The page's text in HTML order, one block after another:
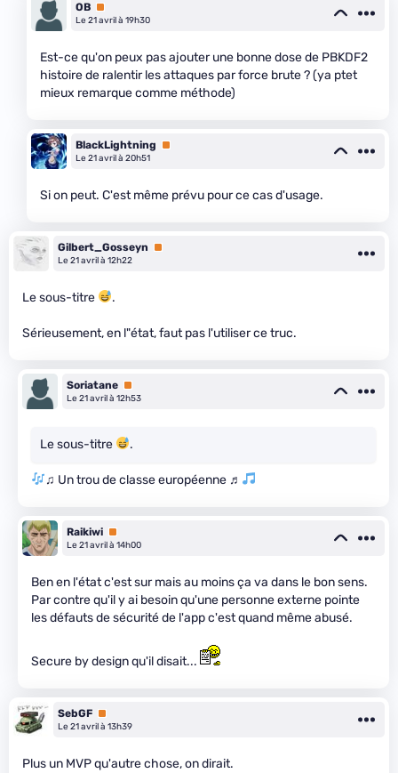
OB Premium
Le 21 avril à 19h30
Est-ce qu'on peux pas ajouter une bonne dose de PBKDF2
histoire de ralentir les attaques par force brute ? (ya ptet
mieux remarque comme méthode)
BlackLightning
Premium
Le 21 avril à 20h51
Si on peut. C'est même prévu pour ce cas d'usage.
Gilbert_Gosseyn
Premium
Le 21 avril à 12h22
Le sous-titre .
Sérieusement, en l"état, faut pas l'utiliser ce truc.
Soriatane Premium
Le 21 avril à 12h53
Le sous-titre .
♫ Un trou de classe européenne ♬
Raikiwi Premium
Le 21 avril à 14h00
Ben en l'état c'est sur mais au moins ça va dans le bon sens.
Par contre qu'il y ai besoin qu'une personne externe pointe
les défauts de sécurité de l'app c'est quand même abusé.
Secure by design qu'il disait...
SebGF Premium
Le 21 avril à 13h39
Plus un MVP qu'autre chose, on dirait.